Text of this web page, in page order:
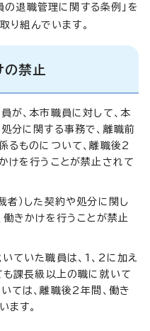
の退職管理に関する条例」を
り組んでいます。
の禁止
が、本市職員に対して、本
分に関する事務で、離職前
るものについて、離職後2
けを行うことが禁止されて
者）した契約や処分に関し
働きかけを行うことが禁止
ていた職員は、1、2に加え
も課長級以上の職に就いて
ては、離職後2年間、働き
ます。